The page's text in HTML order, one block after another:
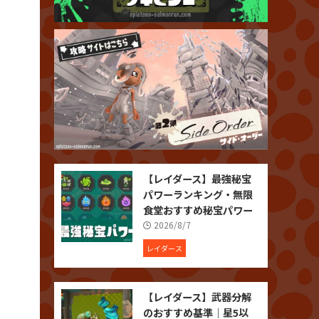
【レイダース】最強秘宝
パワーランキング・無限
食堂おすすめ秘宝パワー
2026/8/7
レイダース
【レイダース】武器分解
のおすすめ基準｜星5以